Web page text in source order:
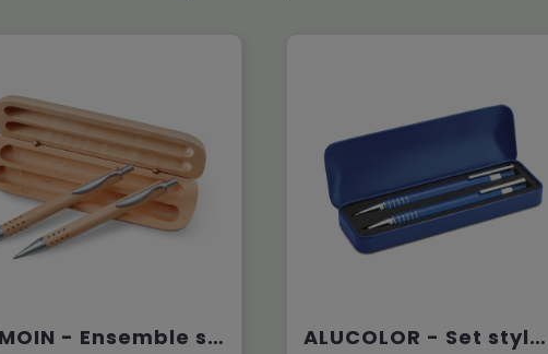
DEMOIN - Ensemble stylo et porte-mine ALUCOLOR - Set stylo bille étui métal